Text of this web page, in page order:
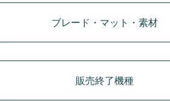
ブレード・マット・素材
販売終了機種